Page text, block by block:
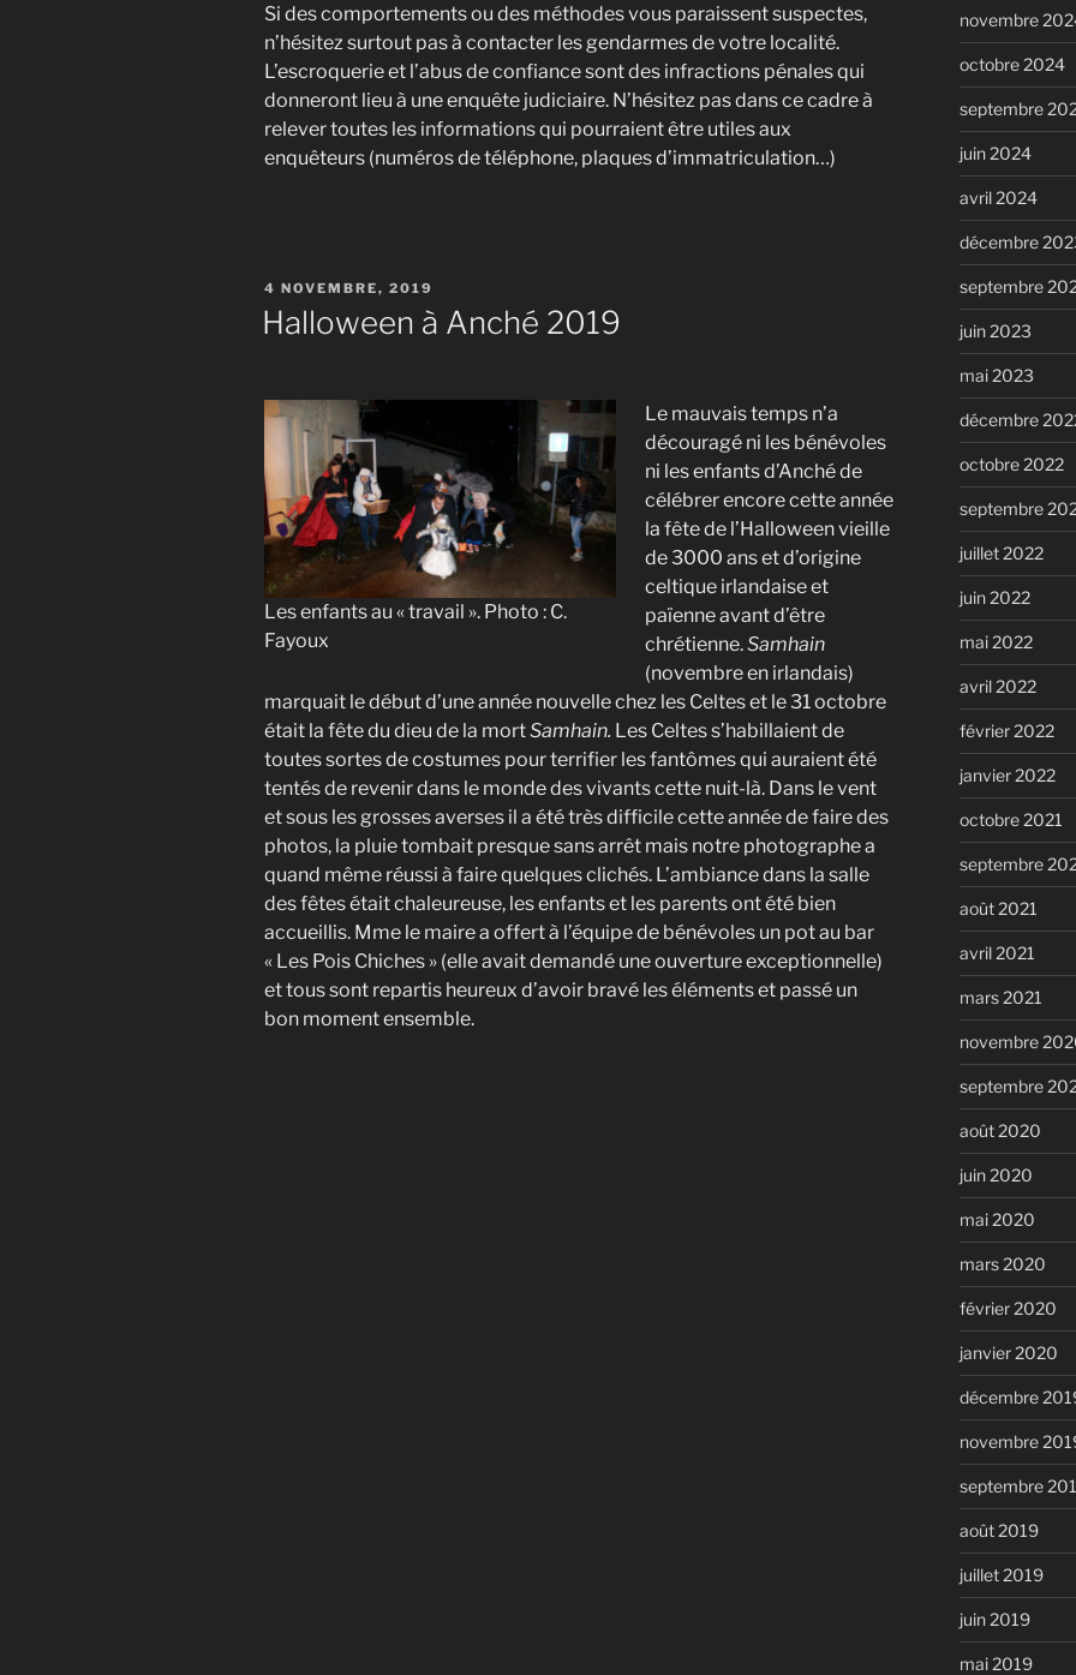
Si des comportements ou des méthodes vous paraissent suspectes,
n’hésitez surtout pas à contacter les gendarmes de votre localité.
L’escroquerie et l’abus de confiance sont des infractions pénales qui
donneront lieu à une enquête judiciaire. N’hésitez pas dans ce cadre à
relever toutes les informations qui pourraient être utiles aux
enquêteurs (numéros de téléphone, plaques d’immatriculation…)
PUBLIÉ
4 NOVEMBRE, 2019
Halloween à Anché 2019
Les enfants au « travail ». Photo : C.
Fayoux
Le mauvais temps n’a
découragé ni les bénévoles
ni les enfants d’Anché de
célébrer encore cette année
la fête de l’Halloween vieille
de 3000 ans et d’origine
celtique irlandaise et
païenne avant d’être
chrétienne.Samhain
(novembre en irlandais)
marquait le début d’une année nouvelle chez les Celtes et le 31 octobre
était la fête du dieu de la mortSamhain. Les Celtes s’habillaient de
toutes sortes de costumes pour terrifier les fantômes qui auraient été
tentés de revenir dans le monde des vivants cette nuit-là. Dans le vent
et sous les grosses averses il a été très difficile cette année de faire des
photos, la pluie tombait presque sans arrêt mais notre photographe a
quand même réussi à faire quelques clichés. L’ambiance dans la salle
des fêtes était chaleureuse, les enfants et les parents ont été bien
accueillis. Mme le maire a offert à l’équipe de bénévoles un pot au bar
« Les Pois Chiches » (elle avait demandé une ouverture exceptionnelle)
et tous sont repartis heureux d’avoir bravé les éléments et passé un
bon moment ensemble.
novembre
octobre 2024
septembre
juin 2024
avril 2024
décembre
septembre
juin 2023
mai 2023
décembre
octobre 2022
septembre
juillet 2022
juin 2022
mai 2022
avril 2022
février 2022
janvier 2022
octobre 2021
septembre
août 2021
avril 2021
mars 2021
novembre
septembre
août 2020
juin 2020
mai 2020
mars 2020
février 2020
janvier 2020
décembre
novembre
septembre
août 2019
juillet 2019
juin 2019
mai 2019